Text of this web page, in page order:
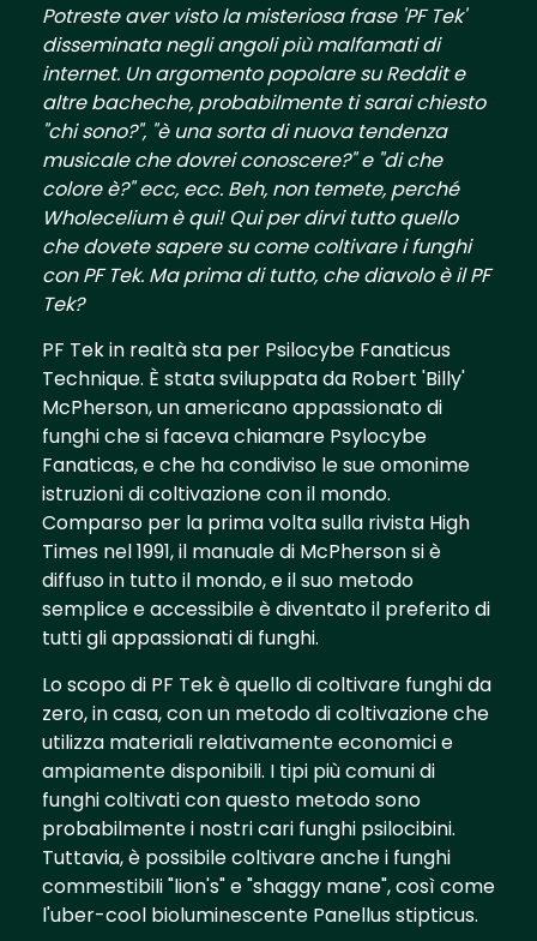
Potreste aver visto la misteriosa frase 'PF Tek'
disseminata negli angoli più malfamati di
internet. Un argomento popolare su Reddit e
altre bacheche, probabilmente ti sarai chiesto
"chi sono?", "è una sorta di nuova tendenza
musicale che dovrei conoscere?" e "di che
colore è?" ecc, ecc. Beh, non temete, perché
Wholecelium è qui! Qui per dirvi tutto quello
che dovete sapere su come coltivare i funghi
con PF Tek. Ma prima di tutto, che diavolo è il PF
Tek?
PF Tek in realtà sta per Psilocybe Fanaticus
Technique. È stata sviluppata da Robert 'Billy'
McPherson, un americano appassionato di
funghi che si faceva chiamare Psylocybe
Fanaticas, e che ha condiviso le sue omonime
istruzioni di coltivazione con il mondo.
Comparso per la prima volta sulla rivista High
Times nel 1991, il manuale di McPherson si è
diffuso in tutto il mondo, e il suo metodo
semplice e accessibile è diventato il preferito di
tutti gli appassionati di funghi.
Lo scopo di PF Tek è quello di coltivare funghi da
zero, in casa, con un metodo di coltivazione che
utilizza materiali relativamente economici e
ampiamente disponibili. I tipi più comuni di
funghi coltivati con questo metodo sono
probabilmente i nostri cari funghi psilocibini.
Tuttavia, è possibile coltivare anche i funghi
commestibili "lion's" e "shaggy mane", così come
l'uber-cool bioluminescente Panellus stipticus.